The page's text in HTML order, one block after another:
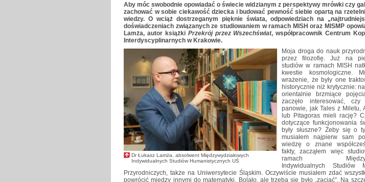
Aby móc swobodnie opowiadać o świecie widzianym z perspektywy mrówki czy
zachować w sobie ciekawość dziecka i budować pewność siebie opartą na
wiedzy. O wciąż dostrzeganym pięknie świata, odpowiedziach na
doświadczeniach związanych ze studiowaniem w ramach MISH oraz MISMP
Lamża, autor książki Przekrój przez Wszechświat, współpracownik Centrum
Interdyscyplinarnych w Krakowie.
Dr Łukasz Lamża, absolwent Międzywydziałowych
Indywidualnych Studiów Humanistycznych UŚ
Moja droga do nauk
przez filozofię. Już na
studiów w ramach MISH
kwestie kosmologiczne.
wrażenie, że były one
historycznie niż krytycznie:
orientalnie brzmiące
zaczęło interesować,
panowie, jak Tales z Miletu,
lub Pitagoras mieli rację?
dotyczące funkcjonowania
były słuszne? Żeby się o
musiałem najpierw sam
wiedzę o znane
fakty, zacząłem więc
ramach
Indywidualnych Studiów
Przyrodniczych, także na Uniwersytecie Śląskim. Oczywiście musiałem zdać
powrócić między innymi do matematyki. Bolało, ale trzeba się było „zaciąć”. Na